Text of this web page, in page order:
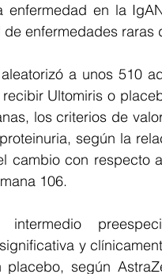
enfermedad en la
enfermedades raras
a unos 510
Ultomiris o
los criterios de
según la
cambio con respecto
106.
y
placebo, según